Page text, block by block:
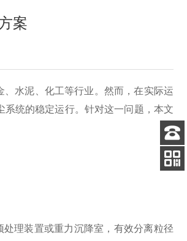
案
水泥、化工等行业。然而，在实际运
统的稳定运行。针对这一问题，本文
理装置或重力沉降室，有效分离粒径
客服
电话